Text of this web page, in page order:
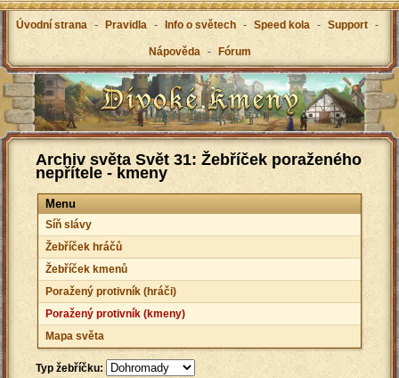
Úvodní strana - Pravidla - Info o světech - Speed kola - Support -
Nápověda - Fórum
Archiv světa Svět 31: Žebříček poraženého
nepřítele - kmeny
Menu
Síň slávy
Žebříček hráčů
Žebříček kmenů
Poražený protivník (hráči)
Poražený protivník (kmeny)
Mapa světa
Typ žebříčku: